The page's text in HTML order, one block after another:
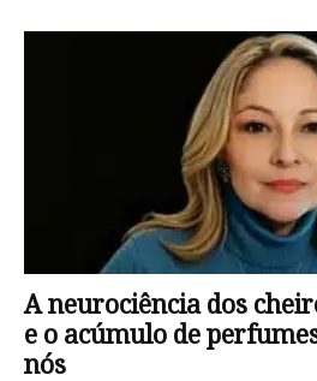
A neurociência dos
e o acúmulo de
nós